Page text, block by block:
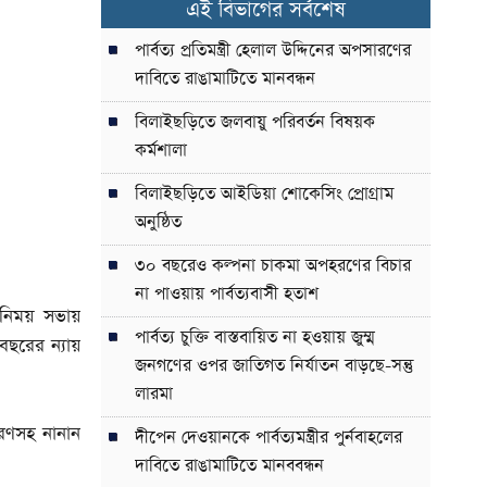
সভায়
ন্যায়
নানান
এই বিভাগের সর্বশেষ
পার্বত্য প্রতিমন্ত্রী হেলাল উদ্দিনের অপসারণের
দাবিতে রাঙামাটিতে মানবন্ধন
বিলাইছড়িতে জলবায়ু পরিবর্তন বিষয়ক
কর্মশালা
বিলাইছড়িতে আইডিয়া শোকেসিং প্রোগ্রাম
অনুষ্ঠিত
৩০ বছরেও কল্পনা চাকমা অপহরণের বিচার
না পাওয়ায় পার্বত্যবাসী হতাশ
পার্বত্য চুক্তি বাস্তবায়িত না হওয়ায় জুম্ম
জনগণের ওপর জাতিগত নির্যাতন বাড়ছে-সন্তু
লারমা
দীপেন দেওয়ানকে পার্বত্যমন্ত্রীর পুর্নবাহলের
দাবিতে রাঙামাটিতে মানববন্ধন